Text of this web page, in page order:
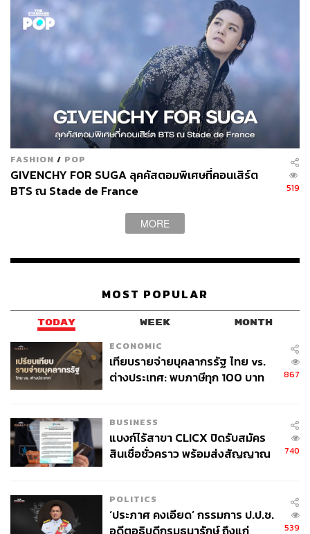
FASHION / POP
GIVENCHY FOR SUGA ลุคคัสตอมพิเศษที่คอนเสิร์ต
BTS ณ Stade de France
519
MORE
MOST POPULAR
TODAY WEEK MONTH
ECONOMIC
เทียบรายจ่ายบุคลากรรัฐ ไทย vs.
ต่างประเทศ: พบภาษีทุก 100 บาท
867
BUSINESS
แบงก์ไร้สาขา CLICX ปิดรับสมัคร
สินเชื่อชั่วคราว พร้อมส่งสัญญาณ
740
POLITICS
‘ประภาศ คงเอียด’ กรรมการ ป.ป.ช.
539